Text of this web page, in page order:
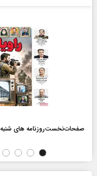
صفحات‌نخست‌روزنامه ها‌ی شنبه ۱۷ مردادماه